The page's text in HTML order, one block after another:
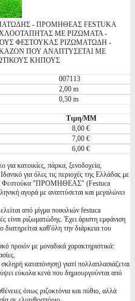
- ΠΡΟΜΗΘΕΑΣ FESTUKA
ΧΛΟΟΤΑΠΗΤΑΣ ΜΕ ΡΙΖΩΜΑΤΑ -
ΦΕΣΤΟΥΚΑΣ ΡΙΖΩΜΑΤΩΔΗ -
ΠΟΥ ΑΝΑΠΤΥΣΕΤΑΙ ΜΕ
ΚΗΠΟΥΣ
007113
2,00 m
0,50 m
Τιμη/ΜΜ
8,00 €
7,00 €
6,00 €
κατοικίες, πάρκα, ξενοδοχεία,
για όλες τις περιοχές της Ελλάδας με
Φεστούκα "ΠΡΟΜΗΘΕΑΣ" (Festuca
αγορά με αναπτύσεται και μεγαλώνει
από μίγμα ποικιλιών festuca
είναι ριζωματώδης. Έχει άριστη εμφάνιση
καθ'όλη την διάρκεια του
προιόν με μοναδικά χαρακτηριστικά:
καταπόνηση) γιατί πολλαπλασιάζεται
εύκολα κενά που δημιουργούνται από
όπως ριζοκτόνια και πύθιο, αλλά